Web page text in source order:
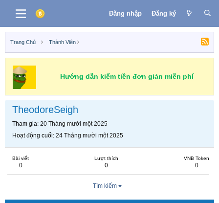
Đăng nhập Đăng ký
Trang Chủ Thành Viên
Hướng dẫn kiếm tiền đơn giản miễn phí
TheodoreSeigh
Tham gia 20 Tháng mười một 2025
Hoạt động cuối 24 Tháng mười một 2025
Bài viết
0
Lượt thích
0
VNB Token
0
Tìm kiếm